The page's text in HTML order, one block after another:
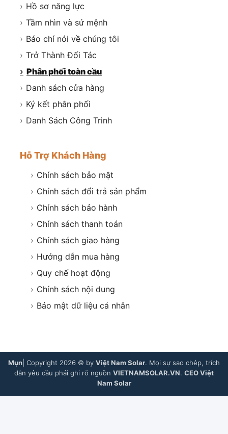
› Hồ sơ năng lực
› Tầm nhìn và sứ mệnh
› Báo chí nói về chúng tôi
› Trở Thành Đối Tác
› Phân phối toàn cầu
› Danh sách cửa hàng
› Ký kết phân phối
› Danh Sách Công Trình
Hỗ Trợ Khách Hàng
› Chính sách bảo mật
› Chính sách đổi trả sản phẩm
› Chính sách bảo hành
› Chính sách thanh toán
› Chính sách giao hàng
› Hướng dẫn mua hàng
› Quy chế hoạt động
› Chính sách nội dung
› Bảo mật dữ liệu cá nhân
Mụn | Copyright 2026 © by Việt Nam Solar. Mọi sự sao chép, trích
dẫn yêu cầu phải ghi rõ nguồn VIETNAMSOLAR.VN. CEO Việt
Nam Solar